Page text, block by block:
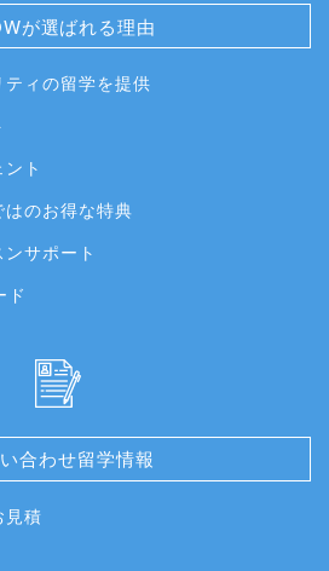
が選ばれる理由
ィの留学を提供
ト
のお得な特典
サポート
ド
合わせ留学情報
見積